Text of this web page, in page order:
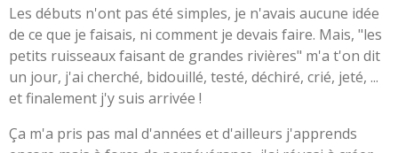
Les débuts n'ont pas été simples, je n'avais aucune idée
de ce que je faisais, ni comment je devais faire. Mais, "les
petits ruisseaux faisant de grandes rivières" m'a t'on dit
un jour, j'ai cherché, bidouillé, testé, déchiré, crié, jeté, ...
et finalement j'y suis arrivée !
Ça m'a pris pas mal d'années et d'ailleurs j'apprends